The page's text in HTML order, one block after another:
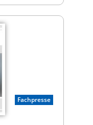
Fachpresse